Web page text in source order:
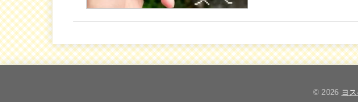
© 2026 ヨ